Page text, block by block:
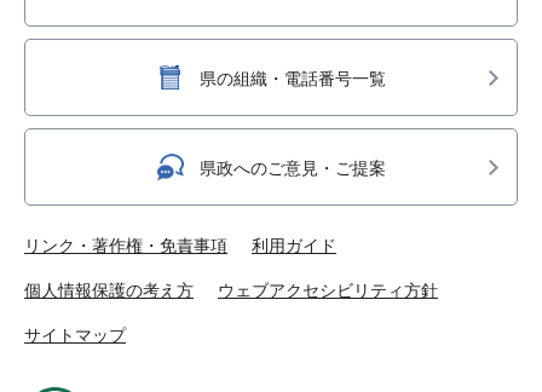
県の組織・電話番号一覧
県政へのご意見・ご提案
リンク・著作権・免責事項 利用ガイド
個人情報保護の考え方 ウェブアクセシビリティ方針
サイトマップ